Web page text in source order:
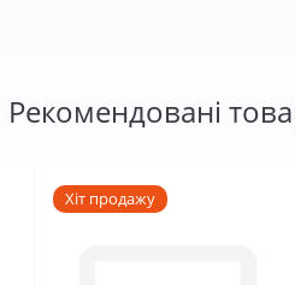
Рекомендовані
Хіт продажу